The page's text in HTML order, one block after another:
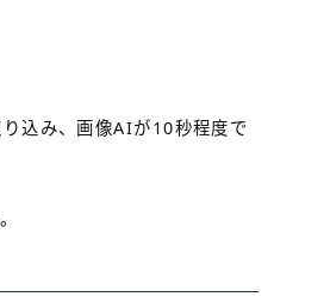
込み、画像AIが10秒程度で